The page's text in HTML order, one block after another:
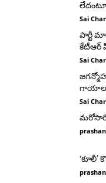
Sai
పార్టీ
కేటీఆర్
Sai
Sai
మరోసారి
‘కూలీ’